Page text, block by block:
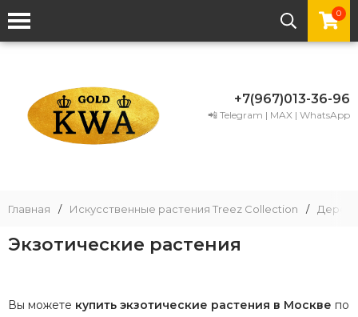
0
+7(967)013-36-96
📲 Telegram | MAX | WhatsApp
Главная / Искусственные растения Treez Collection /
Экзотические растения
Вы можете купить экзотические растения в Москве по